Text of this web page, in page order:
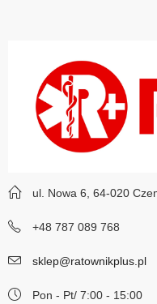
ul. Nowa 6, 64-020
+48 787 089 768
sklep@ratownikplus.pl
Pon - Pt/ 7:00 - 15:00